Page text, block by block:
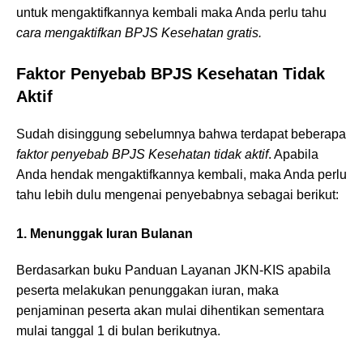
untuk mengaktifkannya kembali maka Anda perlu tahu
cara mengaktifkan BPJS Kesehatan gratis.
Faktor Penyebab BPJS Kesehatan Tidak
Aktif
Sudah disinggung sebelumnya bahwa terdapat beberapa
faktor penyebab BPJS Kesehatan tidak aktif. Apabila
Anda hendak mengaktifkannya kembali, maka Anda perlu
tahu lebih dulu mengenai penyebabnya sebagai berikut:
1. Menunggak Iuran Bulanan
Berdasarkan buku Panduan Layanan JKN-KIS apabila
peserta melakukan penunggakan iuran, maka
penjaminan peserta akan mulai dihentikan sementara
mulai tanggal 1 di bulan berikutnya.